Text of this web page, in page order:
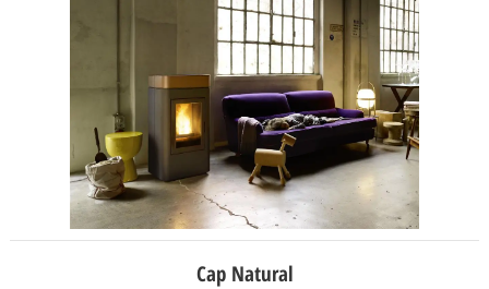
Cap Natural